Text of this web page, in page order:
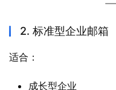
2. 标准型企业邮箱
适合：
成长型企业